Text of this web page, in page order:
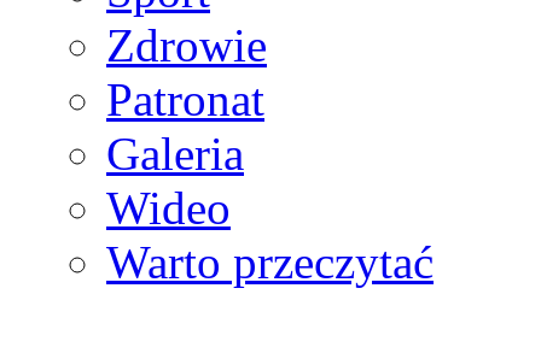
Zdrowie
Patronat
Galeria
Wideo
Warto przeczytać